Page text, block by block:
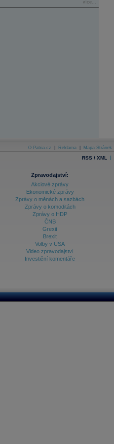
více...
O Patria.cz Reklama Mapa Stránek
RSS / XML |
Zpravodajství:
Akciové zprávy
Ekonomické zprávy
Zprávy o měnách a sazbách
Zprávy o komoditách
Zprávy o HDP
ČNB
Grexit
Brexit
Volby v USA
Video zpravodajství
Investiční komentáře